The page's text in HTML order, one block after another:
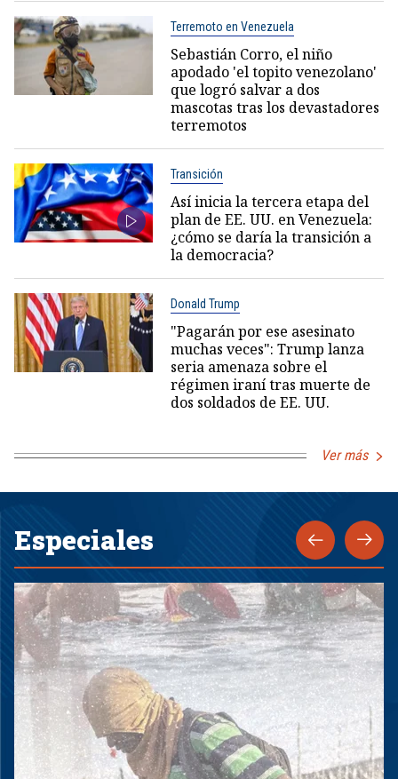
Terremoto en Venezuela
Sebastián Corro, el niño
apodado 'el topito venezolano'
que logró salvar a dos
mascotas tras los devastadores
terremotos
Transición
Así inicia la tercera etapa del
plan de EE. UU. en Venezuela:
¿cómo se daría la transición a
la democracia?
Donald Trump
"Pagarán por ese asesinato
muchas veces": Trump lanza
seria amenaza sobre el
régimen iraní tras muerte de
dos soldados de EE. UU.
Ver más
Especiales